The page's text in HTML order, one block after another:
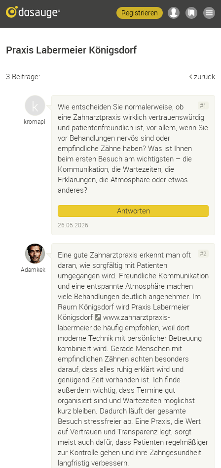
Registrieren
Praxis Labermeier Königsdorf
3 Beiträge: zurück
kromapi
#1
Wie entscheiden Sie normalerweise, ob
eine Zahnarztpraxis wirklich vertrauenswürdig
und patientenfreundlich ist, vor allem, wenn Sie
vor Behandlungen nervös sind oder
empfindliche Zähne haben? Was ist Ihnen
beim ersten Besuch am wichtigsten – die
Kommunikation, die Wartezeiten, die
Erklärungen, die Atmosphäre oder etwas
anderes?
Antworten
26.05.2026
Adamkek
#2
Eine gute Zahnarztpraxis erkennt man oft
daran, wie sorgfältig mit Patienten
umgegangen wird. Freundliche Kommunikation
und eine entspannte Atmosphäre machen
viele Behandlungen deutlich angenehmer. Im
Raum Königsdorf wird Praxis Labermeier
Königsdorf
www.zahnarztpraxis-
labermeier.de häufig empfohlen, weil dort
moderne Technik mit persönlicher Betreuung
kombiniert wird. Gerade Menschen mit
empfindlichen Zähnen achten besonders
darauf, dass alles ruhig erklärt wird und
genügend Zeit vorhanden ist. Ich finde
außerdem wichtig, dass Termine gut
organisiert sind und Wartezeiten möglichst
kurz bleiben. Dadurch läuft der gesamte
Besuch stressfreier ab. Eine Praxis, die Wert
auf Vertrauen und Transparenz legt, sorgt
meist auch dafür, dass Patienten regelmäßiger
zur Kontrolle gehen und ihre Zahngesundheit
langfristig verbessern.